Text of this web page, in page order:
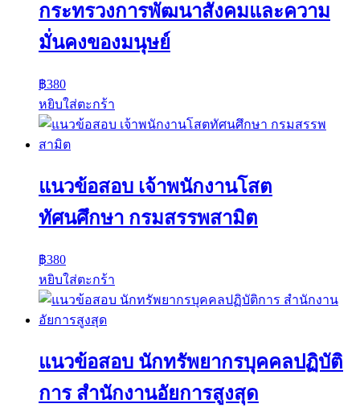
กระทรวงการพัฒนาสังคมและความ
มั่นคงของมนุษย์
฿380
หยิบใส่ตะกร้า
แนวข้อสอบ เจ้าพนักงานโสต
ทัศนศึกษา กรมสรรพสามิต
฿380
หยิบใส่ตะกร้า
แนวข้อสอบ นักทรัพยากรบุคคลปฏิบัติ
การ สำนักงานอัยการสูงสุด